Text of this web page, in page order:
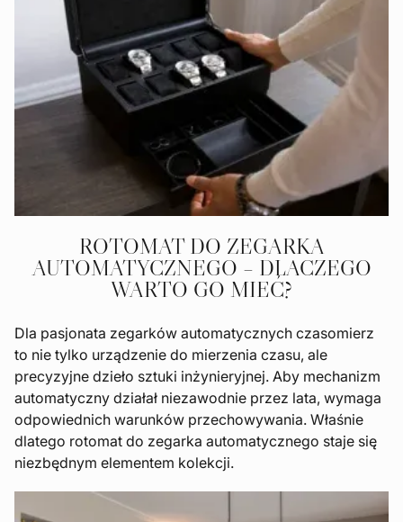
ROTOMAT DO ZEGARKA
AUTOMATYCZNEGO – DLACZEGO
WARTO GO MIEĆ?
Dla pasjonata zegarków automatycznych czasomierz
to nie tylko urządzenie do mierzenia czasu, ale
precyzyjne dzieło sztuki inżynieryjnej. Aby mechanizm
automatyczny działał niezawodnie przez lata, wymaga
odpowiednich warunków przechowywania. Właśnie
dlatego rotomat do zegarka automatycznego staje się
niezbędnym elementem kolekcji.